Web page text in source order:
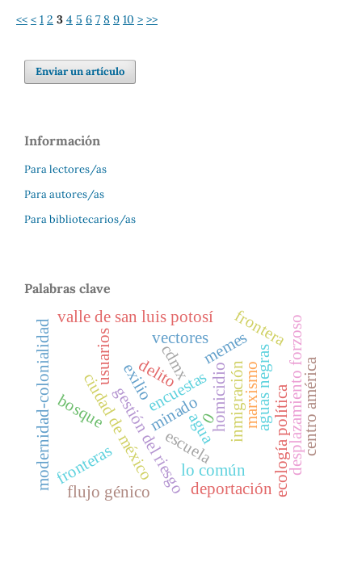
<< < 1 2 3 4 5 6 7 8 9 10 > >>
Enviar un artículo
Información
Para lectores/as
Para autores/as
Para bibliotecarios/as
Palabras clave
marxismo
homicidio
gestión del riesgo aguas negras
usuarios
encuestas
memes
ciudad de méxico
cdmx
delito
valle de san luis potosí
minado
bosque ecología política
agua
modernidad-colonialidad vectores
escuela
frontera
lo común
exilio desplazamiento forzoso
fronteras
centro américa
inmigración
deportación
flujo génico
0